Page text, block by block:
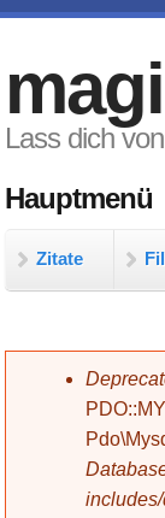
Lass dich
Hauptmenü
Zitate